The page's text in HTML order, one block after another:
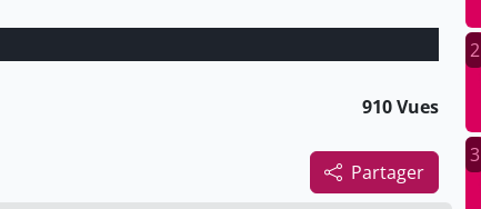
910 Vues
Partager
2
3